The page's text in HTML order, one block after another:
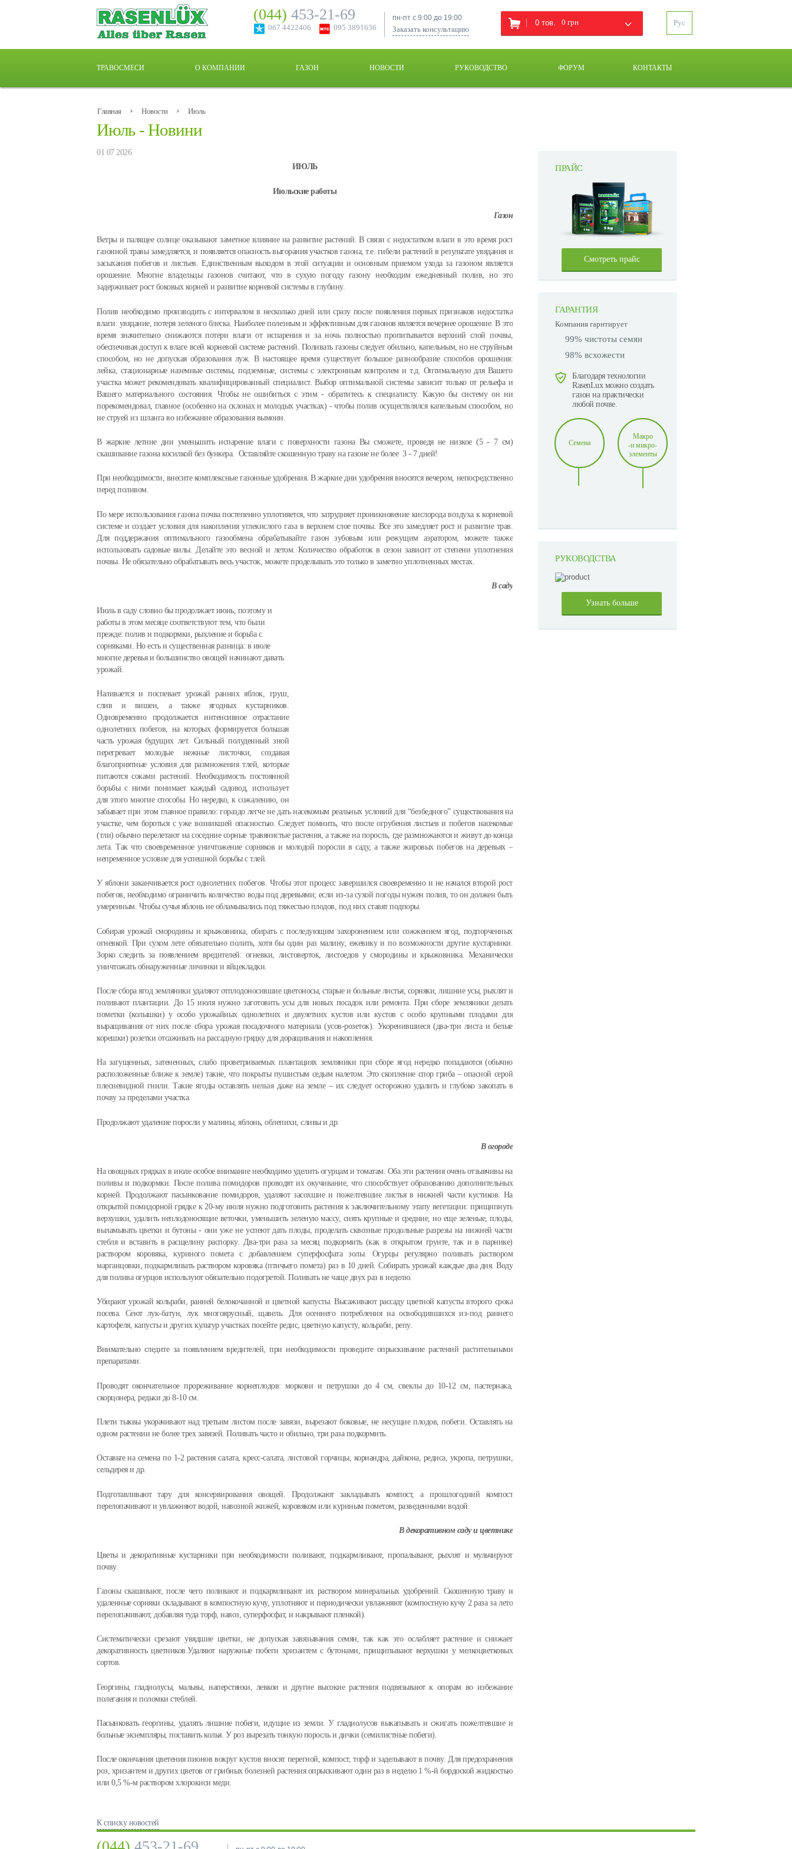
(044) 453-21-69
067 4422406 095 3891636
пн-пт с 9:00 до 19:00
Заказать консультацию
0 тов. 0 грн Рус
ТРАВОСМЕСИ О КОМПАНИИ ГАЗОН НОВОСТИ РУКОВОДСТВО ФОРУМ КОНТАКТЫ
Главная › Новости › Июль
ПРАЙС
Смотреть прайс
ГАРАНТИЯ
Компания гарнтирует
99% чистоты семян
98% всхожести
Благодаря технологии
RasenLux можно создать
газон на практически
любой почве.
Семена
Макро
-и микро-
элементы
РУКОВОДСТВА
Узнать больше
Июль - Новини
01 07 2026
ИЮЛЬ
Июльские работы
Газон
Ветры и палящее солнце оказывают заметное влияние на развитие растений. В связи с недостатком влаги в это время рост
газонной травы замедляется, и появляется опасность выгорания участков газона, т.е. гибели растений в результате увядания и
засыхания побегов и листьев. Единственным выходом в этой ситуации и основным приемом ухода за газоном является
орошение. Многие владельцы газонов считают, что в сухую погоду газону необходим ежедневный полив, но это
задерживает рост боковых корней и развитие корневой системы в глубину.
Полив необходимо производить с интервалом в несколько дней или сразу после появления первых признаков недостатка
влаги: увядание, потеря зеленого блеска. Наиболее полезным и эффективным для газонов является вечернее орошение. В это
время значительно снижаются потери влаги от испарения и за ночь полностью пропитывается верхний слой почвы,
обеспечивая доступ к влаге всей корневой системе растений. Поливать газоны следует обильно, капельным, но не струйным
способом, но не допуская образования луж. В настоящее время существует большое разнообразие способов орошения:
лейка, стационарные наземные системы, подземные, системы с электронным контролем и т.д. Оптимальную для Вашего
участка может рекомендовать квалифицированный специалист. Выбор оптимальной системы зависит только от рельефа и
Вашего материального состояния. Чтобы не ошибиться с этим - обратитесь к специалисту. Какую бы систему он ни
порекомендовал, главное (особенно на склонах и молодых участках) - чтобы полив осуществлялся капельным способом, но
не струей из шланга во избежание образования вымоин.
В жаркие летние дни уменьшить испарение влаги с поверхности газона Вы сможете, проведя не низкое (5 - 7 см)
скашивание газона косилкой без бункера. Оставляйте скошенную траву на газоне не более 3 - 7 дней!
При необходимости, внесите комплексные газонные удобрения. В жаркие дни удобрения вносятся вечером, непосредственно
перед поливом.
По мере использования газона почва постепенно уплотняется, что затрудняет проникновение кислорода воздуха к корневой
системе и создает условия для накопления углекислого газа в верхнем слое почвы. Все это замедляет рост и развитие трав.
Для поддержания оптимального газообмена обрабатывайте газон зубовым или режущим аэратором, можете также
использовать садовые вилы. Делайте это весной и летом. Количество обработок в сезон зависит от степени уплотнения
почвы. Не обязательно обрабатывать весь участок, можете проделывать это только в заметно уплотненных местах.
В саду
Июль в саду словно бы продолжает июнь, поэтому и
работы в этом месяце соответствуют тем, что были
прежде: полив и подкормки, рыхление и борьба с
сорняками. Но есть и существенная разница: в июле
многие деревья и большинство овощей начинают давать
урожай.
Наливается и поспевает урожай ранних яблок, груш,
слив и вишен, а также ягодных кустарников.
Одновременно продолжается интенсивное отрастание
однолетних побегов, на которых формируется большая
часть урожая будущих лет. Сильный полуденный зной
перегревает молодые нежные листочки, создавая
благоприятные условия для размножения тлей, которые
питаются соками растений. Необходимость постоянной
борьбы с ними понимает каждый садовод, использует
для этого многие способы. Но нередко, к сожалению, он
забывает при этом главное правило: гораздо легче не дать насекомым реальных условий для “безбедного” существования на
участке, чем бороться с уже возникшей опасностью. Следует помнить, что после огрубения листьев и побегов насекомые
(тли) обычно перелетают на соседние сорные травянистые растения, а также на поросль, где размножаются и живут до конца
лета. Так что своевременное уничтожение сорняков и молодой поросли в саду, а также жировых побегов на деревьях –
непременное условие для успешной борьбы с тлей.
У яблони заканчивается рост однолетних побегов. Чтобы этот процесс завершился своевременно и не начался второй рост
побегов, необходимо ограничить количество воды под деревьями; если из-за сухой погоды нужен полив, то он должен быть
умеренным. Чтобы сучья яблонь не обламывались под тяжестью плодов, под них ставят подпоры.
Собирая урожай смородины и крыжовника, обирать с последующим захоронением или сожжением ягод, подпорченных
огневкой. При сухом лете обязательно полить, хотя бы один раз малину, ежевику и по возможности другие кустарники.
Зорко следить за появлением вредителей: огневки, листоверток, листоедов у смородины и крыжовника. Механически
уничтожать обнаруженные личинки и яйцекладки.
После сбора ягод земляники удаляют отплодоносившие цветоносы, старые и больные листья, сорняки, лишние усы, рыхлят и
поливают плантации. До 15 июля нужно заготовить усы для новых посадок или ремонта. При сборе земляники делать
пометки (колышки) у особо урожайных однолетних и двулетних кустов или кустов с особо крупными плодами для
выращивания от них после сбора урожая посадочного материала (усов-розеток). Укоренившиеся (два-три листа и белые
корешки) розетки отсаживать на рассадную грядку для доращивания и накопления.
На загущенных, затененных, слабо проветриваемых плантациях земляники при сборе ягод нередко попадаются (обычно
расположенные ближе к земле) такие, что покрыты пушистым седым налетом. Это скопление спор гриба – опасной серой
плесневидной гнили. Такие ягоды оставлять нельзя даже на земле – их следует осторожно удалить и глубоко закопать в
почву за пределами участка.
Продолжают удаление поросли у малины, яблонь, облепихи, сливы и др.
В огороде
На овощных грядках в июле особое внимание необходимо уделить огурцам и томатам. Оба эти растения очень отзывчивы на
поливы и подкормки. После полива помидоров проводят их окучивание, что способствует образованию дополнительных
корней. Продолжают пасынкование помидоров, удаляют засохшие и пожелтевшие листья в нижней части кустиков. На
открытой помидорной грядке к 20-му июля нужно подготовить растения к заключительному этапу вегетации: прищипнуть
верхушки, удалить неплодоносящие веточки, уменьшить зеленую массу, снять крупные и средние, но еще зеленые, плоды,
выламывать цветки и бутоны - они уже не успеют дать плоды, проделать сквозные продольные разрезы на нижней части
стебля и вставить в расщелину распорку. Два-три раза за месяц подкормить (как в открытом грунте, так и в парнике)
раствором коровяка, куриного помета с добавлением суперфосфата золы. Огурцы регулярно поливать раствором
марганцовки, подкармливать раствором коровяка (птичьего помета) раз в 10 дней. Собирать урожай каждые два дня. Воду
для полива огурцов используют обязательно подогретой. Поливать не чаще двух раз в неделю.
Убирают урожай кольраби, ранней белокочанной и цветной капусты. Высаживают рассаду цветной капусты второго срока
посева. Сеют лук-батун, лук многоярусный, щавель. Для осеннего потребления на освободившихся из-под раннего
картофеля, капусты и других культур участках посейте редис, цветную капусту, кольраби, репу.
Внимательно следите за появлением вредителей, при необходимости проведите опрыскивание растений растительными
препаратами.
Проводят окончательное прореживание корнеплодов: моркови и петрушки до 4 см, свеклы до 10-12 см, пастернака,
скорцонера, редьки до 8-10 см.
Плети тыквы укорачивают над третьим листом после завязи, вырезают боковые, не несущие плодов, побеги. Оставлять на
одном растении не более трех завязей. Поливать часто и обильно, три раза подкормить.
Оставьте на семена по 1-2 растения салата, кресс-салата, листовой горчицы, кориандра, дайкона, редиса, укропа, петрушки,
сельдерея и др.
Подготавливают тару для консервирования овощей. Продолжают закладывать компост, а прошлогодний компост
перелопачивают и увлажняют водой, навозной жижей, коровяком или куриным пометом, разведенными водой.
В декоративном саду и цветнике
Цветы и декоративные кустарники при необходимости поливают, подкармливают, пропалывают, рыхлят и мульчируют
почву.
Газоны скашивают, после чего поливают и подкармливают их раствором минеральных удобрений. Скошенную траву и
удаленные сорняки складывают в компостную кучу, уплотняют и периодически увлажняют (компостную кучу 2 раза за лето
перелопачивают, добавляя туда торф, навоз, суперфосфат, и накрывают пленкой).
Систематически срезают увядшие цветки, не допуская завязывания семян, так как это ослабляет растение и снижает
декоративность цветников.Удаляют наружные побеги хризантем с бутонами, прищипывают верхушки у мелкоцветковых
сортов.
Георгины, гладиолусы, мальвы, наперстянки, левкои и другие высокие растения подвязывают к опорам во избежание
полегания и поломки стеблей.
Пасынковать георгины, удалять лишние побеги, идущие из земли. У гладиолусов выкапывать и сжигать пожелтевшие и
больные экземпляры, поставить колья. У роз вырезать тонкую поросль и дички (семилистные побеги).
После окончания цветения пионов вокруг кустов вносят перегной, компост, торф и заделывают в почву. Для предохранения
роз, хризантем и других цветов от грибных болезней растения опрыскивают один раз в неделю 1 %-й бордоской жидкостью
или 0,5 %-м раствором хлорокиси меди.
К списку новостей